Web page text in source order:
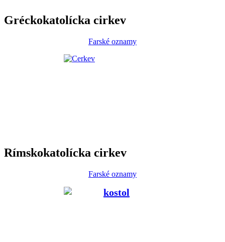
Gréckokatolícka cirkev
Farské oznamy
Rímskokatolícka cirkev
Farské oznamy